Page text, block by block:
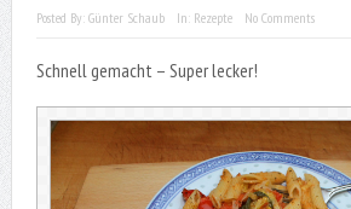
Posted By: Günter Schaub In: Rezepte No Comments
Schnell gemacht – Super lecker!